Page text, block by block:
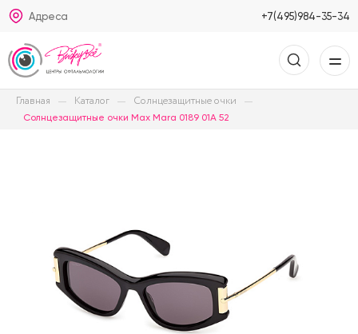
Адреса +7(495)984-35-34
Главная Каталог Солнцезащитные очки
Солнцезащитные очки Max Mara 0189 01A 52